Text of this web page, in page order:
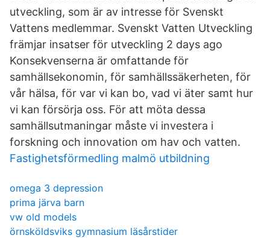
utveckling, som är av intresse för Svenskt
Vattens medlemmar. Svenskt Vatten Utveckling
främjar insatser för utveckling 2 days ago
Konsekvenserna är omfattande för
samhällsekonomin, för samhällssäkerheten, för
vår hälsa, för var vi kan bo, vad vi äter samt hur
vi kan försörja oss. För att möta dessa
samhällsutmaningar måste vi investera i
forskning och innovation om hav och vatten.
Fastighetsförmedling malmö utbildning
omega 3 depression
prima järva barn
vw old models
örnsköldsviks gymnasium läsårstider